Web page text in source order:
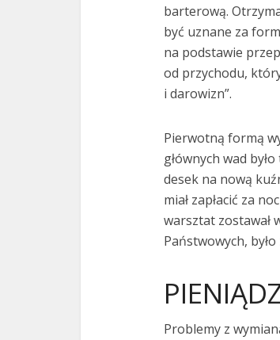
barterową.
być uznane za
na podstawie
od przychodu,
i darowizn”.
Pierwotną formą
głównych wad
desek na nową
miał zapłacić za
warsztat zostawał
Państwowych,
Problemy z